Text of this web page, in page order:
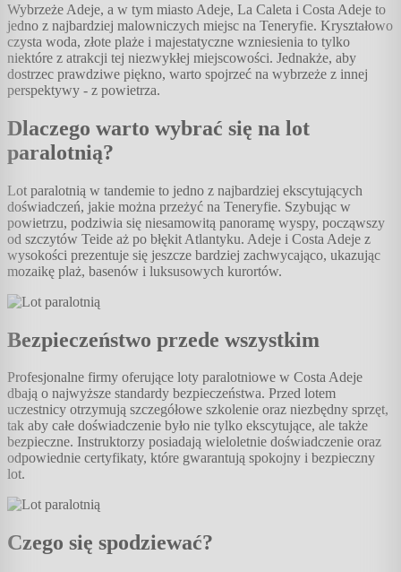
Wybrzeże Adeje, a w tym miasto Adeje, La Caleta i Costa Adeje to
jedno z najbardziej malowniczych miejsc na Teneryfie. Kryształowo
czysta woda, złote plaże i majestatyczne wzniesienia to tylko
niektóre z atrakcji tej niezwykłej miejscowości. Jednakże, aby
dostrzec prawdziwe piękno, warto spojrzeć na wybrzeże z innej
perspektywy - z powietrza.
Dlaczego warto wybrać się na lot
paralotnią?
Lot paralotnią w tandemie to jedno z najbardziej ekscytujących
doświadczeń, jakie można przeżyć na Teneryfie. Szybując w
powietrzu, podziwia się niesamowitą panoramę wyspy, począwszy
od szczytów Teide aż po błękit Atlantyku. Adeje i Costa Adeje z
wysokości prezentuje się jeszcze bardziej zachwycająco, ukazując
mozaikę plaż, basenów i luksusowych kurortów.
Bezpieczeństwo przede wszystkim
Profesjonalne firmy oferujące loty paralotniowe w Costa Adeje
dbają o najwyższe standardy bezpieczeństwa. Przed lotem
uczestnicy otrzymują szczegółowe szkolenie oraz niezbędny sprzęt,
tak aby całe doświadczenie było nie tylko ekscytujące, ale także
bezpieczne. Instruktorzy posiadają wieloletnie doświadczenie oraz
odpowiednie certyfikaty, które gwarantują spokojny i bezpieczny
lot.
Czego się spodziewać?